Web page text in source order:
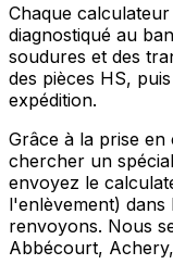
Chaque
diagnostiqué au
soudures et des
des pièces HS,
expédition.
Grâce à la prise en
chercher un
envoyez le
l'enlèvement)
renvoyons. Nous
Abbécourt,